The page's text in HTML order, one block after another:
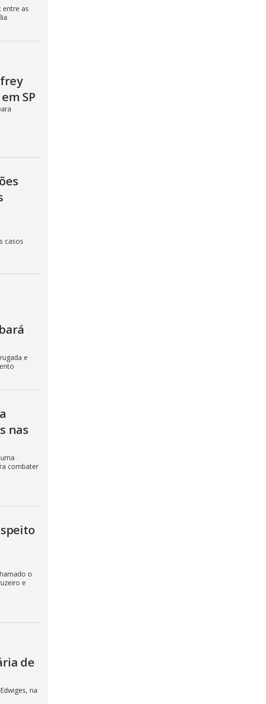
entre as
SP
casos
e
nas
combater
o
e
de
na